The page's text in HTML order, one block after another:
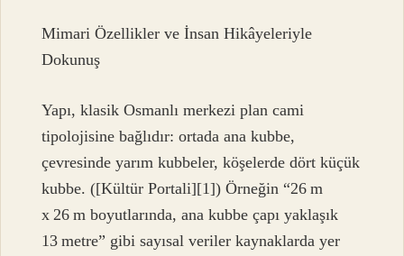
Mimari Özellikler ve İnsan Hikâyeleriyle
Dokunuş
Yapı, klasik Osmanlı merkezi plan cami
tipolojisine bağlıdır: ortada ana kubbe,
çevresinde yarım kubbeler, köşelerde dört küçük
kubbe. ([Kültür Portali][1]) Örneğin “26 m
x 26 m boyutlarında, ana kubbe çapı yaklaşık
13 metre” gibi sayısal veriler kaynaklarda yer